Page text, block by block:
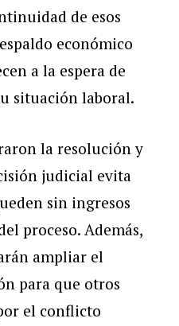
de esos
económico
a la espera de
situación laboral.
la resolución y
judicial evita
sin ingresos
proceso. Además,
ampliar el
para que otros
el conflicto